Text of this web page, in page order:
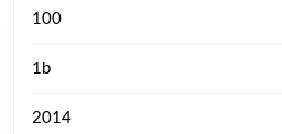
100
1b
2014